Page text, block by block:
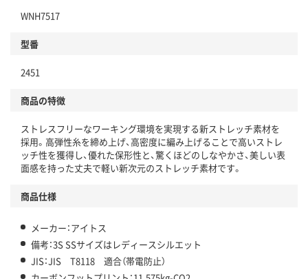
WNH7517
型番
2451
商品の特徴
ストレスフリーなワーキング環境を実現する新ストレッチ素材を
採用。高弾性糸を締め上げ、高密度に編み上げることで高いストレ
ッチ性を獲得し、優れた保形性と、驚くほどのしなやかさ、美しい表
面感を持った丈夫で軽い新次元のストレッチ素材です。
商品仕様
メーカー：アイトス
備考：3S SSサイズはレディースシルエット
JIS：JIS T8118 適合（帯電防止）